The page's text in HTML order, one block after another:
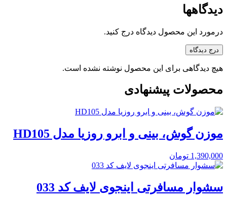
دیدگاهها
درمورد این محصول دیدگاه درج کنید.
درج دیدگاه
هیچ دیدگاهی برای این محصول نوشته نشده است.
محصولات پیشنهادی
موزن گوش، بینی و ابرو روزیا مدل HD105
1,390,000 تومان
سشوار مسافرتی اینجوی لایف کد 033